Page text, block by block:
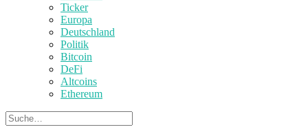
Ticker
Europa
Deutschland
Politik
Bitcoin
DeFi
Altcoins
Ethereum